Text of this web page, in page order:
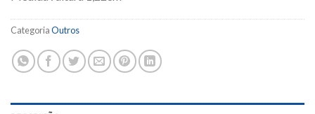
CategoriaOutros